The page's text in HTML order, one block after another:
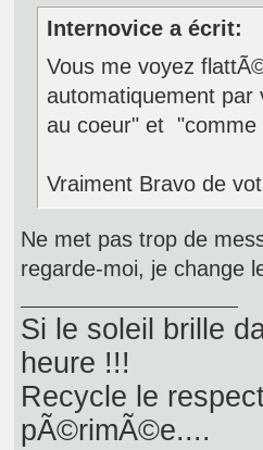
Internovice a écrit:
Vous me voyez
automatiquement par
au coeur" et "comme
Vraiment Bravo de
Ne met pas trop de
regarde-moi, je change
Si le soleil brille
heure !!!
Recycle le
pÃ©rimÃ©e....